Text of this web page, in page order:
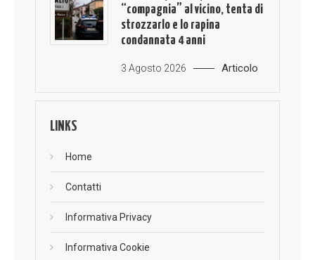
“compagnia” al vicino, tenta di
strozzarlo e lo rapina
condannata 4 anni
3 Agosto 2026 Articolo
LINKS
Home
Contatti
Informativa Privacy
Informativa Cookie